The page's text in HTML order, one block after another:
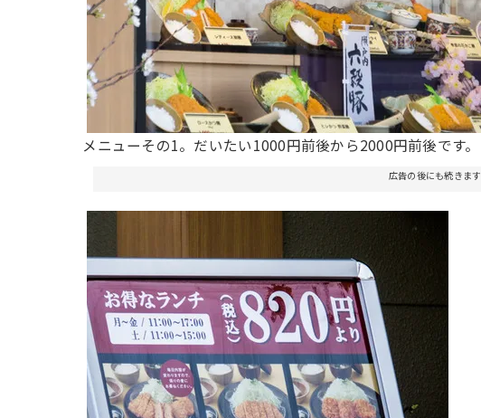
メニューその1。だいたい1000円前後から2000円前後です。
広告の後にも続きます